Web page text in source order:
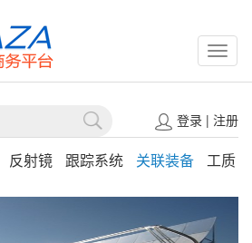
登录| 注册
反射镜 跟踪系统 关联装备 工质